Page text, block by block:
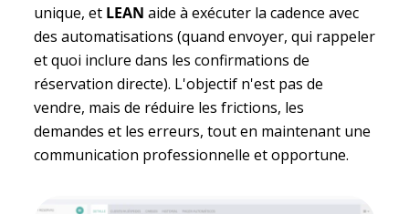
unique, et LEAN aide à exécuter la cadence avec
des automatisations (quand envoyer, qui rappeler
et quoi inclure dans les confirmations de
réservation directe). L'objectif n'est pas de
vendre, mais de réduire les frictions, les
demandes et les erreurs, tout en maintenant une
communication professionnelle et opportune.